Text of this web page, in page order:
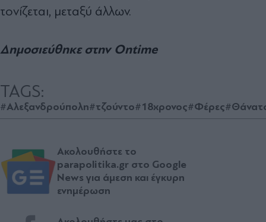
τονίζεται, μεταξύ άλλων.
Δημοσιεύθηκε στην Ontime
TAGS:
#Αλεξανδρούπολη#τζούντο#18χρονος#Φέρες
Ακολουθήστε το
parapolitika.gr στο Google
News για άμεση και έγκυρη
ενημέρωση